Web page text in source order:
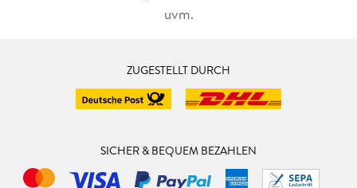
uvm.
ZUGESTELLT DURCH
SICHER & BEQUEM BEZAHLEN